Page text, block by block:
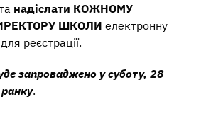
надіслати КОЖНОМУ
ШКОЛИ електронну
реєстрації.
запроваджено усуботу, 28
.